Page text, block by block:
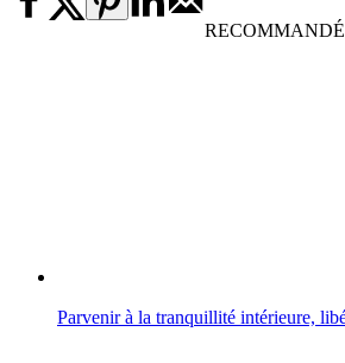
Parvenir à la tranquillité intérieure,